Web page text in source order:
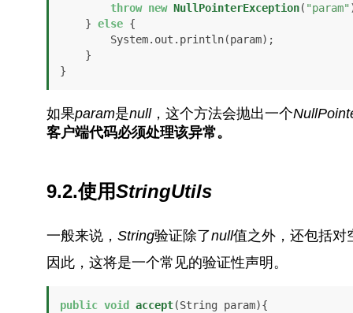
throw new NullPointerException( "param"
    }
else {
}
如果param是null，这个方法会抛出一个
客户端代码必须处理该异常。
9.2.使用StringUtils
一般来说， String验证除了null值之外，还包括对
因此，这将是一个常见的验证性声明。
public void accept(String param){